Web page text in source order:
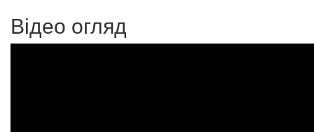
Відео огляд